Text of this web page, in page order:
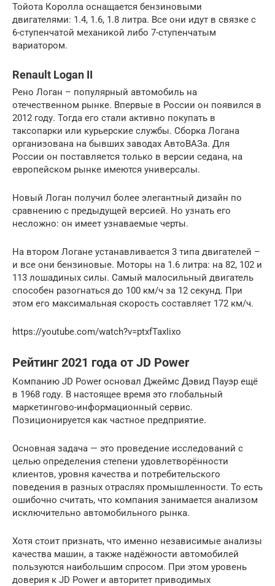
Тойота Королла оснащается бензиновыми
двигателями: 1.4, 1.6, 1.8 литра. Все они идут в связке с
6-ступенчатой механикой либо 7-ступенчатым
вариатором.
Renault Logan II
Рено Логан – популярный автомобиль на
отечественном рынке. Впервые в России он появился в
2012 году. Тогда его стали активно покупать в
таксопарки или курьерские службы. Сборка Логана
организована на бывших заводах АвтоВАЗа. Для
России он поставляется только в версии седана, на
европейском рынке имеются универсалы.
Новый Логан получил более элегантный дизайн по
сравнению с предыдущей версией. Но узнать его
несложно: он имеет узнаваемые черты.
На втором Логане устанавливается 3 типа двигателей –
и все они бензиновые. Моторы на 1.6 литра: на 82, 102 и
113 лошадиных силы. Самый малосильный двигатель
способен разогнаться до 100 км/ч за 12 секунд. При
этом его максимальная скорость составляет 172 км/ч.
https://youtube.com/watch?v=ptxfTaxIixo
Рейтинг 2021 года от JD Power
Компанию JD Power основал Джеймс Дэвид Пауэр ещё
в 1968 году. В настоящее время это глобальный
маркетингово-информационный сервис.
Позиционируется как частное предприятие.
Основная задача — это проведение исследований с
целью определения степени удовлетворённости
клиентов, уровня качества и потребительского
поведения в разных отраслях промышленности. То есть
ошибочно считать, что компания занимается анализом
исключительно автомобильного рынка.
Хотя стоит признать, что именно независимые анализы
качества машин, а также надёжности автомобилей
пользуются наибольшим спросом. При этом уровень
доверия к JD Power и авторитет приводимых